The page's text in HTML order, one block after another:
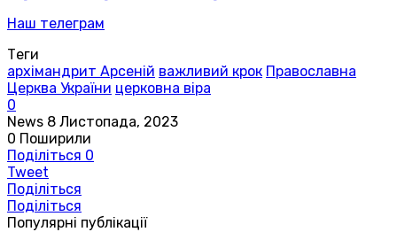
Наш телеграм
Теги
архімандрит Арсеній важливий крок Православна
Церква України церковна віра
0
News 8 Листопада, 2023
0 Поширили
Поділіться 0
Tweet
Поділіться
Поділіться
Популярні публікації